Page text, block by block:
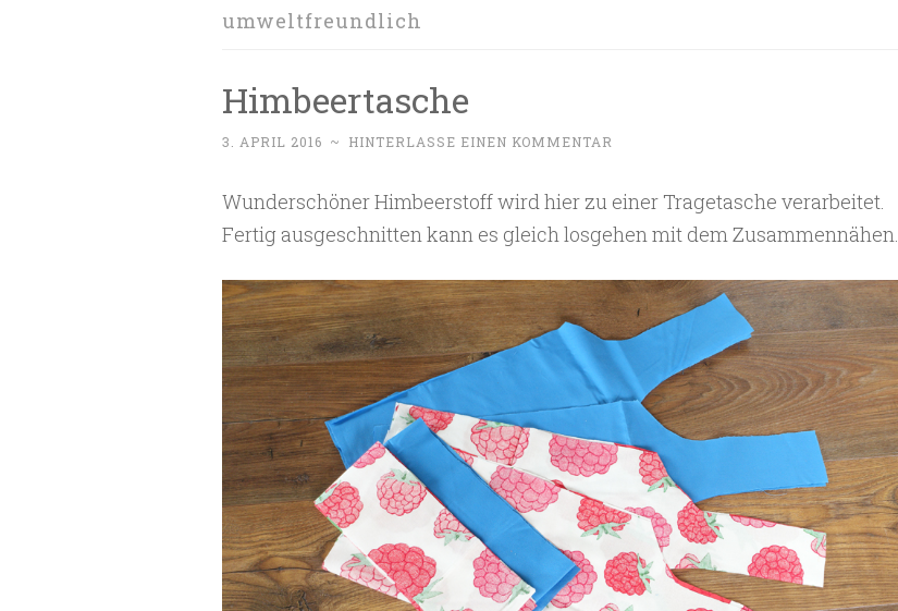
umweltfreundlich
Himbeertasche
3. APRIL 2016 ~ HINTERLASSE EINEN KOMMENTAR
Wunderschöner Himbeerstoff wird hier zu einer Tragetasche verarbeitet.
Fertig ausgeschnitten kann es gleich losgehen mit dem Zusammennähen.